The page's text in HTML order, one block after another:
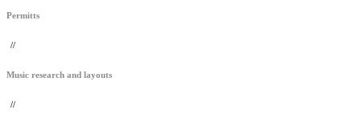
Permitts
//
Music research and layouts
//